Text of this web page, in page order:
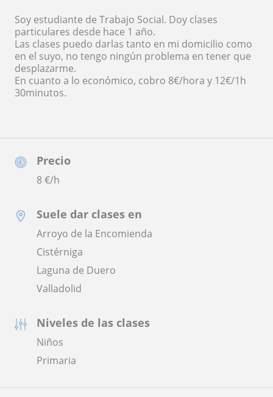
Precio
8€/h
Suele dar clases en
Arroyo de la Encomienda
Cistérniga
Laguna de Duero
Valladolid
Niveles de las clases
Niños
Primaria
Soy estudiante de Trabajo Social. Doy clases
particulares desde hace 1 año.
Las clases puedo darlas tanto en mi domicilio como
en el suyo, no tengo ningún problema en tener que
desplazarme.
En cuanto a lo económico, cobro 8€/hora y 12€/1h
30minutos.